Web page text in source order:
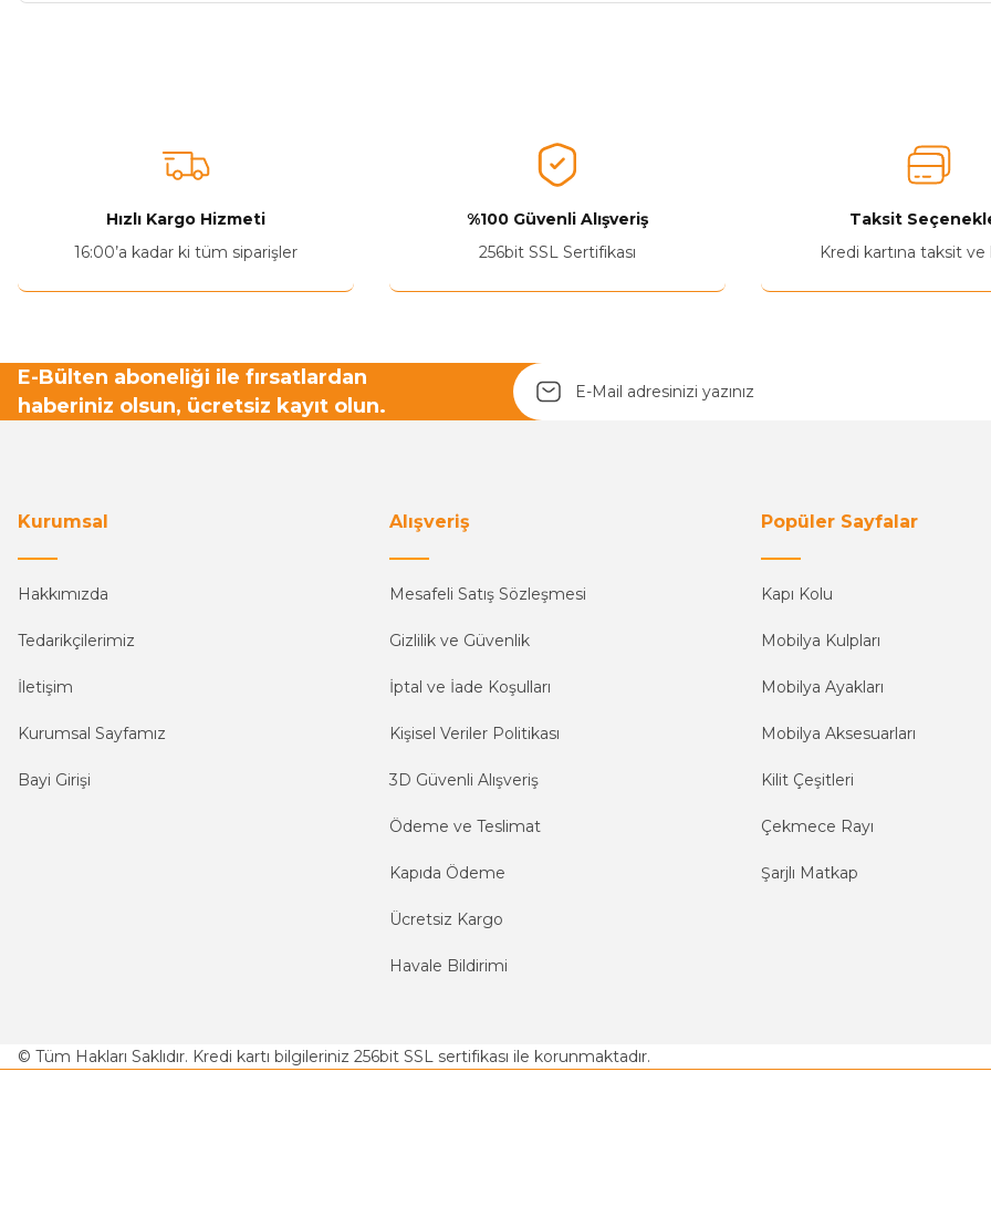
Ürün açıklamasında eksik bilgiler bulunuyor.
Hızlı Kargo Hizmeti
16:00’a kadar ki tüm siparişler
%100 Güvenli Alışveriş
256bit SSL Sertifikası
Taksit
Kredi kartına taksit ve
E-Bülten aboneliği ile fırsatlardan
haberiniz olsun, ücretsiz kayıt olun.
Kurumsal
Hakkımızda
Tedarikçilerimiz
İletişim
Kurumsal Sayfamız
Bayi Girişi
Alışveriş
Mesafeli Satış Sözleşmesi
Gizlilik ve Güvenlik
İptal ve İade Koşulları
Kişisel Veriler Politikası
3D Güvenli Alışveriş
Ödeme ve Teslimat
Kapıda Ödeme
Ücretsiz Kargo
Havale Bildirimi
Popüler Sayfalar
Kapı Kolu
Mobilya Kulpları
Mobilya Ayakları
Mobilya Aksesuarları
Kilit Çeşitleri
Çekmece Rayı
Şarjlı Matkap
© Tüm Hakları Saklıdır. Kredi kartı bilgileriniz 256bit SSL sertifikası ile korunmaktadır.